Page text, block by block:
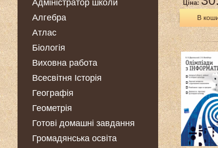
Адміністратор школи
Алгебра
Атлас
Біологія
Виховна работа
Всесвітня Історія
Географія
Геометрія
Готові домашні завдання
Громадянська освіта
Ціна:
В